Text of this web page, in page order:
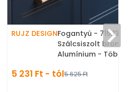
RUJZ DESIGNFogantyú - 715.13C -
Szálcsiszolt bronz
Alumínium - Több
bútorfogantyú
5 231 Ft - tól5 625 Ft